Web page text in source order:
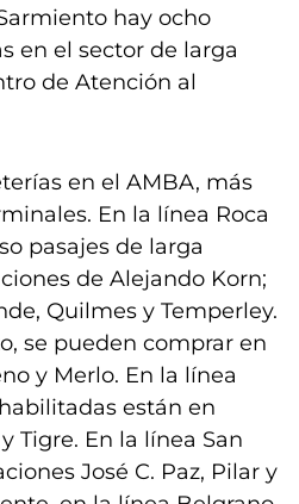
hay ocho
en el sector de larga
de Atención al
en el AMBA, más
En la línea Roca
pasajes de larga
de Alejando Korn;
Quilmes y Temperley.
se pueden comprar en
y Merlo. En la línea
están en
Tigre. En la línea San
José C. Paz, Pilar y